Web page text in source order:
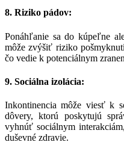
8. Riziko pádov:
Ponáhľanie sa do kúpeľne
môže zvýšiť riziko
čo vedie k potenciálnym
9. Sociálna izolácia:
Inkontinencia môže viesť k
dôvery, ktorú poskytujú
vyhnúť sociálnym
duševné zdravie.